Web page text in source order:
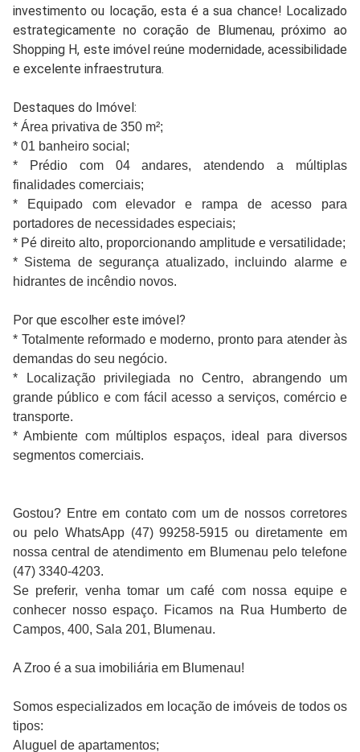
investimento ou locação, esta é a sua chance! Localizado
estrategicamente no coração de Blumenau, próximo ao
Shopping H, este imóvel reúne modernidade, acessibilidade
e excelente infraestrutura.
Destaques do Imóvel:
* Área privativa de 350 m²;
* 01 banheiro social;
* Prédio com 04 andares, atendendo a múltiplas
finalidades comerciais;
* Equipado com elevador e rampa de acesso para
portadores de necessidades especiais;
* Pé direito alto, proporcionando amplitude e versatilidade;
* Sistema de segurança atualizado, incluindo alarme e
hidrantes de incêndio novos.
Por que escolher este imóvel?
* Totalmente reformado e moderno, pronto para atender às
demandas do seu negócio.
* Localização privilegiada no Centro, abrangendo um
grande público e com fácil acesso a serviços, comércio e
transporte.
* Ambiente com múltiplos espaços, ideal para diversos
segmentos comerciais.
Gostou? Entre em contato com um de nossos corretores
ou pelo WhatsApp (47) 99258-5915 ou diretamente em
nossa central de atendimento em Blumenau pelo telefone
(47) 3340-4203.
Se preferir, venha tomar um café com nossa equipe e
conhecer nosso espaço. Ficamos na Rua Humberto de
Campos, 400, Sala 201, Blumenau.
A Zroo é a sua imobiliária em Blumenau!
Somos especializados em locação de imóveis de todos os
tipos:
Aluguel de apartamentos;